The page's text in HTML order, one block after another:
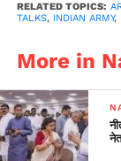
नियंत्रण रेखा पर
RELATED TOPICS:
TALKS, INDIAN ARMY,
More in